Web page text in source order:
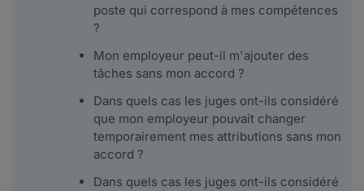
poste qui correspond à mes compétences
?
Mon employeur peut-il m'ajouter des
tâches sans mon accord ?
Dans quels cas les juges ont-ils considéré
que mon employeur pouvait changer
temporairement mes attributions sans mon
accord ?
Dans quels cas les juges ont-ils considéré